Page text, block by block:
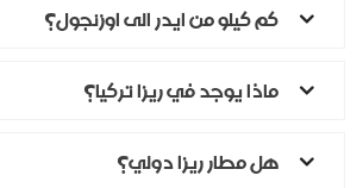
كم كيلو من ايدر الى اوزنجول؟
ماذا يوجد في ريزا تركيا؟
هل مطار ريزا دولي؟